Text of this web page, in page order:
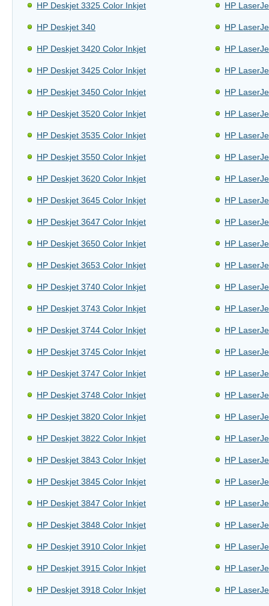
HP Deskjet 3325 Color Inkjet
HP Deskjet 340
HP Deskjet 3420 Color Inkjet
HP Deskjet 3425 Color Inkjet
HP Deskjet 3450 Color Inkjet
HP Deskjet 3520 Color Inkjet
HP Deskjet 3535 Color Inkjet
HP Deskjet 3550 Color Inkjet
HP Deskjet 3620 Color Inkjet
HP Deskjet 3645 Color Inkjet
HP Deskjet 3647 Color Inkjet
HP Deskjet 3650 Color Inkjet
HP Deskjet 3653 Color Inkjet
HP Deskjet 3740 Color Inkjet
HP Deskjet 3743 Color Inkjet
HP Deskjet 3744 Color Inkjet
HP Deskjet 3745 Color Inkjet
HP Deskjet 3747 Color Inkjet
HP Deskjet 3748 Color Inkjet
HP Deskjet 3820 Color Inkjet
HP Deskjet 3822 Color Inkjet
HP Deskjet 3843 Color Inkjet
HP Deskjet 3845 Color Inkjet
HP Deskjet 3847 Color Inkjet
HP Deskjet 3848 Color Inkjet
HP Deskjet 3910 Color Inkjet
HP Deskjet 3915 Color Inkjet
HP Deskjet 3918 Color Inkjet
HP
HP
HP
HP
HP
HP
HP
HP
HP
HP
HP
HP
HP
HP
HP
HP
HP
HP
HP
HP
HP
HP
HP
HP
HP
HP
HP
HP